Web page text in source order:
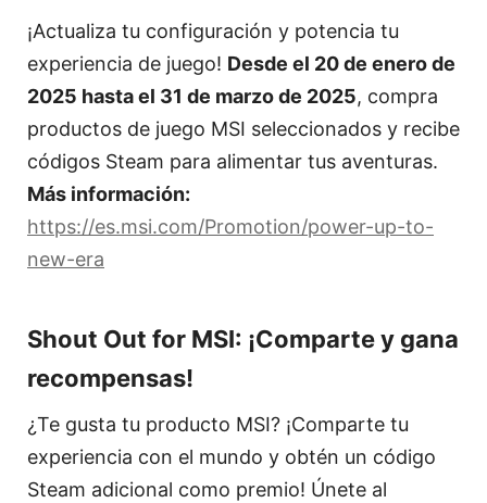
¡Actualiza tu configuración y potencia tu
experiencia de juego! Desde el 20 de enero de
2025 hasta el 31 de marzo de 2025, compra
productos de juego MSI seleccionados y recibe
códigos Steam para alimentar tus aventuras.
Más información:
https://es.msi.com/Promotion/power-up-to-
new-era
Shout Out for MSI: ¡Comparte y gana
recompensas!
¿Te gusta tu producto MSI? ¡Comparte tu
experiencia con el mundo y obtén un código
Steam adicional como premio! Únete al